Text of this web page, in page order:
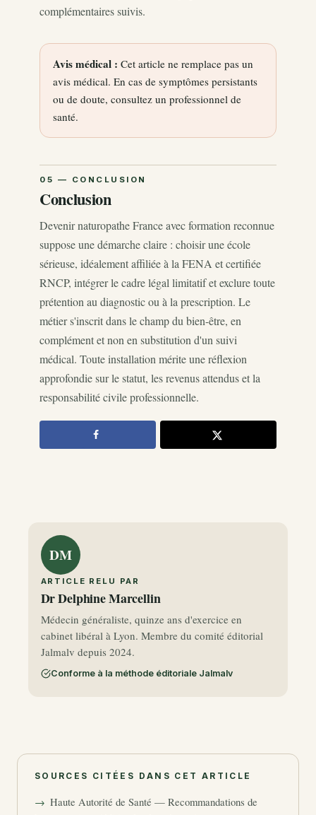
complémentaires suivis.
Avis médical : Cet article ne remplace pas un
avis médical. En cas de symptômes persistants
ou de doute, consultez un professionnel de
santé.
Conclusion
Devenir naturopathe France avec formation reconnue
suppose une démarche claire : choisir une école
sérieuse, idéalement affiliée à la FENA et certifiée
RNCP, intégrer le cadre légal limitatif et exclure toute
prétention au diagnostic ou à la prescription. Le
métier s'inscrit dans le champ du bien-être, en
complément et non en substitution d'un suivi
médical. Toute installation mérite une réflexion
approfondie sur le statut, les revenus attendus et la
responsabilité civile professionnelle.
DM
ARTICLE RELU PAR
Dr Delphine Marcellin
Médecin généraliste, quinze ans d'exercice en
cabinet libéral à Lyon. Membre du comité éditorial
Jalmalv depuis 2024.
Conforme à la méthode éditoriale Jalmalv
SOURCES CITÉES DANS CET ARTICLE
Haute Autorité de Santé — Recommandations de